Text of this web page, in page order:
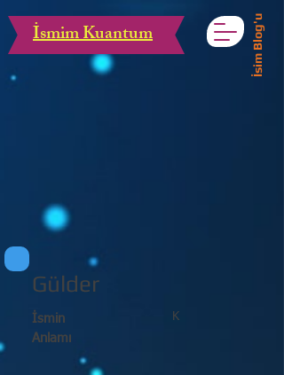
İsmim Kuantum İsim Blog'u
Gülder
K
İsmin
Anlamı